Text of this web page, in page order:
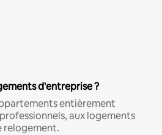
d'entreprise ?
entièrement
aux logements
relogement.